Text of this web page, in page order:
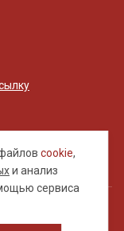
3 отреза
ш.1.5м,
хлопок-70%,
лен-30%,
файловcookie,
и анализ
сервиса